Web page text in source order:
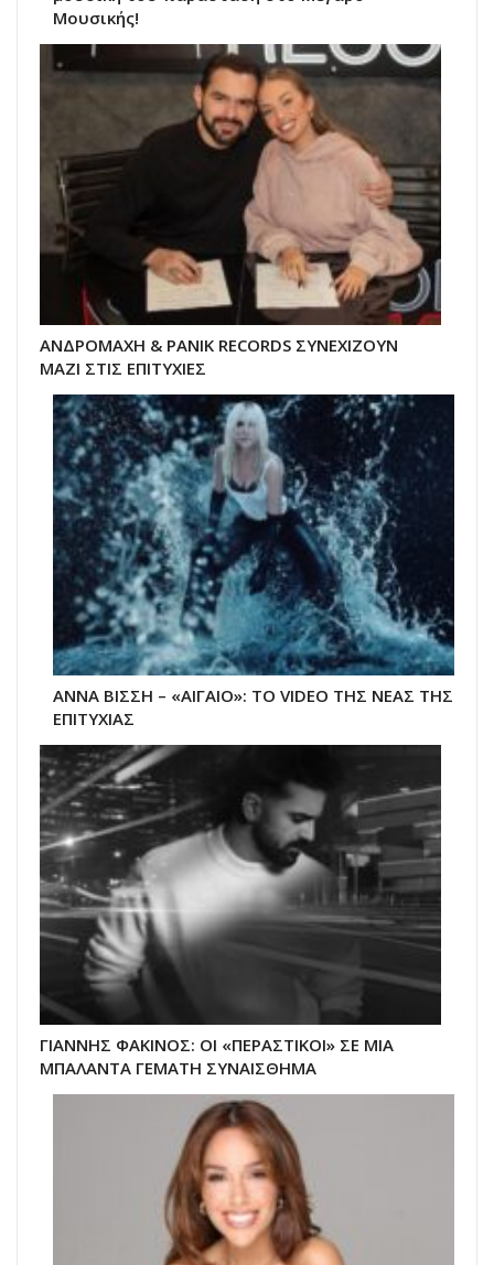
Μουσικής!
ΑΝΔΡΟΜΑΧΗ & PANIK RECORDS ΣΥΝΕΧΙΖΟΥΝ
ΜΑΖΙ ΣΤΙΣ ΕΠΙΤΥΧΙΕΣ
ΑΝΝΑ ΒΙΣΣΗ – «ΑΙΓΑΙΟ»: ΤΟ VIDEO ΤΗΣ ΝΕΑΣ ΤΗΣ
ΕΠΙΤΥΧΙΑΣ
ΓΙΑΝΝΗΣ ΦΑΚΙΝΟΣ: ΟΙ «ΠΕΡΑΣΤΙΚΟΙ» ΣΕ ΜΙΑ
ΜΠΑΛΑΝΤΑ ΓΕΜΑΤΗ ΣΥΝΑΙΣΘΗΜΑ